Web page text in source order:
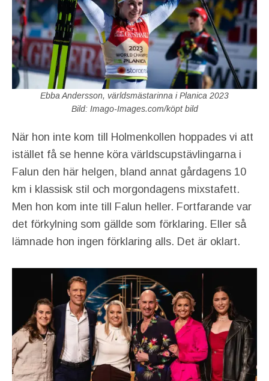
Ebba Andersson, världsmästarinna i Planica 2023
Bild: Imago-Images.com/köpt bild
När hon inte kom till Holmenkollen hoppades vi att
istället få se henne köra världscupstävlingarna i
Falun den här helgen, bland annat gårdagens 10
km i klassisk stil och morgondagens mixstafett.
Men hon kom inte till Falun heller. Fortfarande var
det förkylning som gällde som förklaring. Eller så
lämnade hon ingen förklaring alls. Det är oklart.